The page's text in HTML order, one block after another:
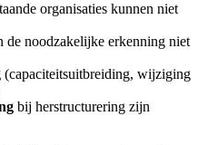
organisaties kunnen niet
de noodzakelijke erkenning niet
(capaciteitsuitbreiding, wijziging
bij herstructurering zijn